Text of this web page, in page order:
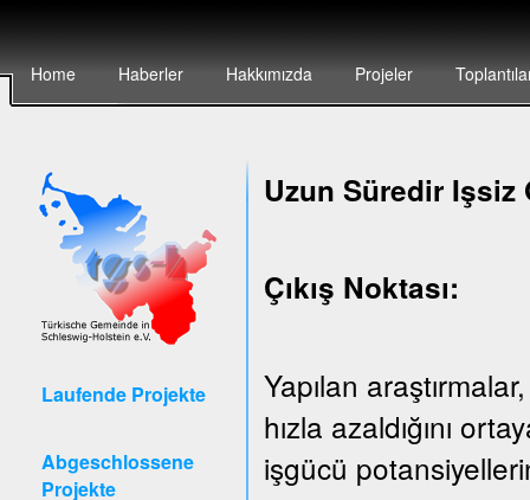
Home Haberler Hakkımızda Projeler
Laufende Projekte
Abgeschlossene
Projekte
Uzun Süredir Işsiz
Çıkış Noktası:
Yapılan
hızla azaldığını
işgücü